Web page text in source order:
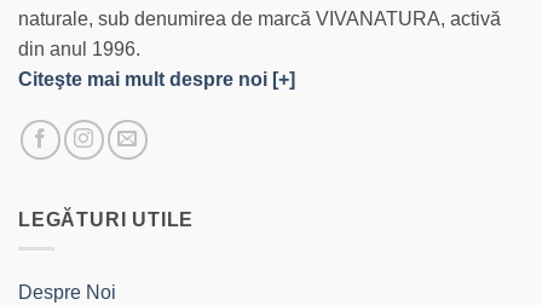
naturale, sub denumirea de marcă VIVANATURA, activă
din anul 1996.
Citeşte mai mult despre noi [+]
LEGĂTURI UTILE
Despre Noi